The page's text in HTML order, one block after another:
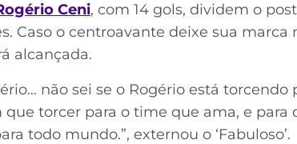
Ceni, com 14 gols, dividem o
Caso o centroavante deixe sua marca
alcançada.
não sei se o Rogério está torcendo
torcer para o time que ama, e para
todo mundo.”, externou o ‘Fabuloso’.